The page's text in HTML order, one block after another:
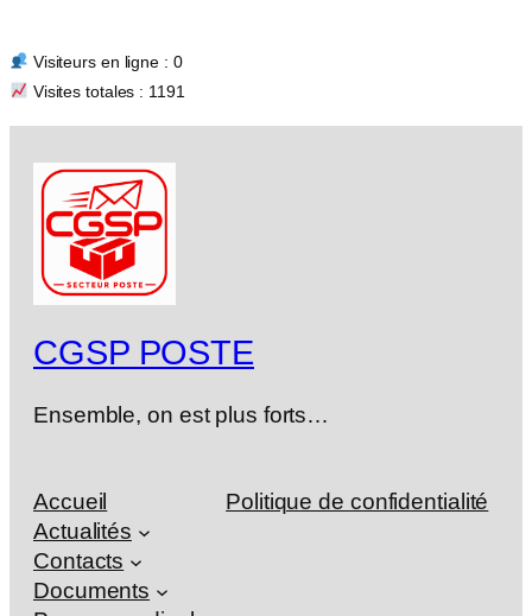
Visiteurs en ligne : 0
Visites totales : 1191
CGSP POSTE
Ensemble, on est plus forts…
Accueil
Actualités
Contacts
Documents
Politique de confidentialité